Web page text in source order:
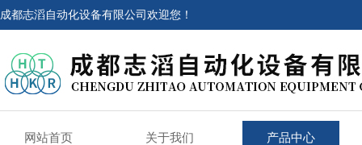
成都志滔自动化设备有限公司欢迎您！
网站首页 关于我们 产品中心